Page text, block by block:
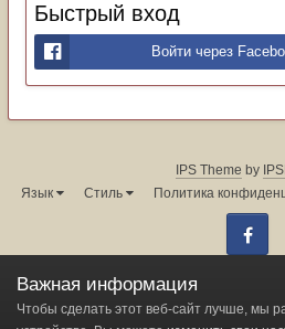
Быстрый вход
Войти через
IPS Theme by
Язык
Стиль Политика
Администрация форума:
Powered by Invision
Важная информация
Чтобы сделать этот веб-сайт лучше, мы